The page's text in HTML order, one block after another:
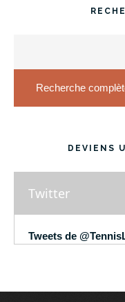
Recherche
DEVIENS
Twitter
Tweets de